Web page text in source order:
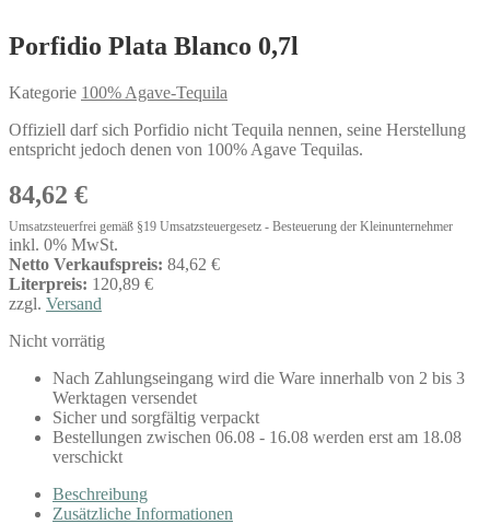
Porfidio Plata Blanco 0,7l
Kategorie 100% Agave-Tequila
Offiziell darf sich Porfidio nicht Tequila nennen, seine Herstellung
entspricht jedoch denen von 100% Agave Tequilas.
84,62 €
Umsatzsteuerfrei gemäß §19 Umsatzsteuergesetz - Besteuerung der Kleinunternehmer
inkl. 0% MwSt.
Netto Verkaufspreis: 84,62 €
Literpreis: 120,89 €
zzgl. Versand
Nicht vorrätig
Nach Zahlungseingang wird die Ware innerhalb von 2 bis 3
Werktagen versendet
Sicher und sorgfältig verpackt
Bestellungen zwischen 06.08 - 16.08 werden erst am 18.08
verschickt
Beschreibung
Zusätzliche Informationen